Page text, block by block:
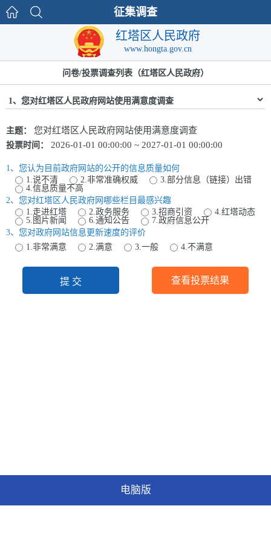
征集调查
红塔区人民政府
www.hongta.gov.cn
问卷/投票调查列表（红塔区人民政府）
主题： 您对红塔区人民政府网站使用满意度调查
投票时间： 2026-01-01 00:00:00 ~ 2027-01-01 00:00:00
1、您认为目前政府网站的公开的信息质量如何
1.说不清
2.非常准确权威
3.部分信息（链接）出错
4.信息质量不高
2、您对红塔区人民政府网哪些栏目最感兴趣
1.走进红塔
2.政务服务 3.招商引资
4.红塔动态
5.图片新闻
6.通知公告
7.政府信息公开
3、您对政府网站信息更新速度的评价
1.非常满意
2.满意 3.一般 4.不满意
查看投票结果
电脑版